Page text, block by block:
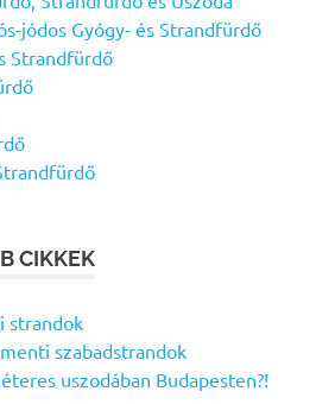
jódos Gyógy- és Strandfürdő
Strandfürdő
CIKKEK
strandok
szabadstrandok
uszodában Budapesten?!